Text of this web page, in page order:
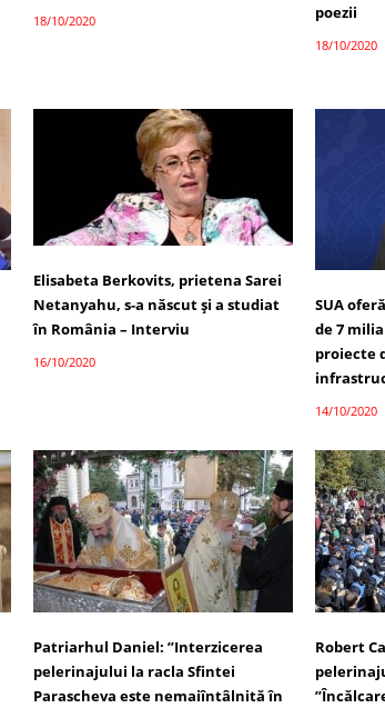
18/10/2020
poezii
18/10/2020
Elisabeta Berkovits, prietena Sarei
Netanyahu, s-a născut și a studiat
în România – Interviu
16/10/2020
SUA
de 7
proiecte
14/10/2020
Patriarhul Daniel: ”Interzicerea
pelerinajului la racla Sfintei
Parascheva este nemaiîntâlnită în
Robert